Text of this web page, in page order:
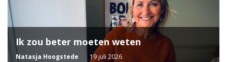
Ik zou beter moeten weten
Natasja Hoogstede 19 juli 2026